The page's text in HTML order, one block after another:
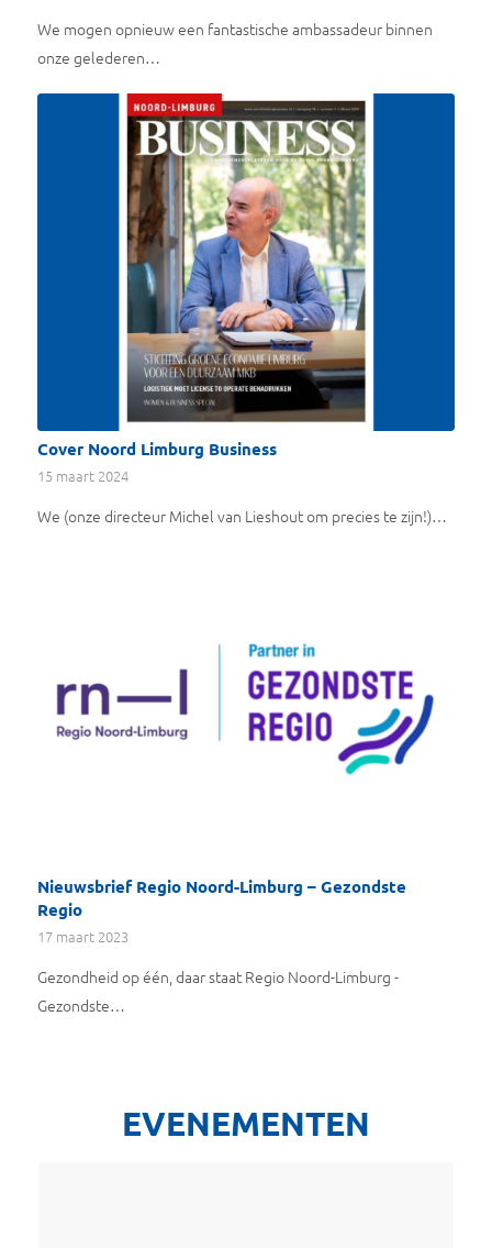
We mogen opnieuw een fantastische ambassadeur binnen
onze gelederen…
Cover Noord Limburg Business
15 maart 2024
We (onze directeur Michel van Lieshout om precies te zijn!)…
Nieuwsbrief Regio Noord-Limburg – Gezondste
Regio
17 maart 2023
Gezondheid op één, daar staat Regio Noord-Limburg -
Gezondste…
EVENEMENTEN